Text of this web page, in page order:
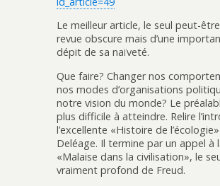
Le meilleur article, le seul peut-
revue obscure mais d’une
dépit de sa naïveté.
Que faire? Changer nos
nos modes d’organisations
notre vision du monde? Le
plus difficile à atteindre. Relire
l’excellente «Histoire de
Deléage. Il termine par un appel à
«Malaise dans la civilisation», le
vraiment profond de Freud.